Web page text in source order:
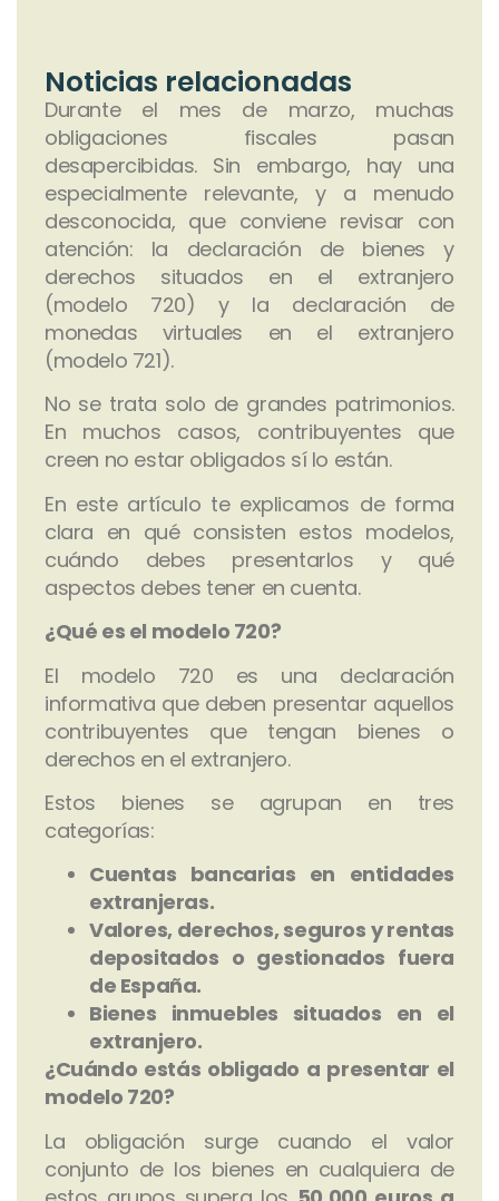
Durante el mes de marzo, muchas
obligaciones fiscales pasan
desapercibidas. Sin embargo, hay una
especialmente relevante, y a menudo
desconocida, que conviene revisar con
atención: la declaración de bienes y
derechos situados en el extranjero
(modelo 720) y la declaración de
monedas virtuales en el extranjero
(modelo 721).
No se trata solo de grandes patrimonios.
En muchos casos, contribuyentes que
creen no estar obligados sí lo están.
En este artículo te explicamos de forma
clara en qué consisten estos modelos,
cuándo debes presentarlos y qué
aspectos debes tener en cuenta.
¿Qué es el modelo 720?
El modelo 720 es una declaración
informativa que deben presentar aquellos
contribuyentes que tengan bienes o
derechos en el extranjero.
Estos bienes se agrupan en tres
categorías:
Cuentas bancarias en entidades
extranjeras.
Valores, derechos, seguros y rentas
depositados o gestionados fuera
de España.
Bienes inmuebles situados en el
extranjero.
¿Cuándo estás obligado a presentar el
modelo 720?
La obligación surge cuando el valor
conjunto de los bienes en cualquiera de
Noticias relacionadas